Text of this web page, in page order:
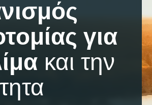
για
και την